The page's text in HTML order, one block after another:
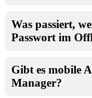
Was passiert,
Passwort im
Gibt es mobile
Manager?